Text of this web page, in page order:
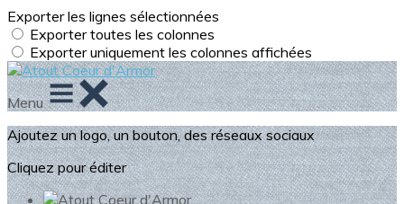
Exporter les lignes sélectionnées
Exporter toutes les colonnes
Exporter uniquement les colonnes affichées
Menu
Ajoutez un logo, un bouton, des réseaux sociaux
Cliquez pour éditer